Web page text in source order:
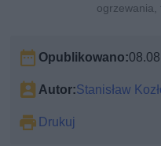
ogrzewania,
Opublikowano:
Autor:Stanisław
Drukuj